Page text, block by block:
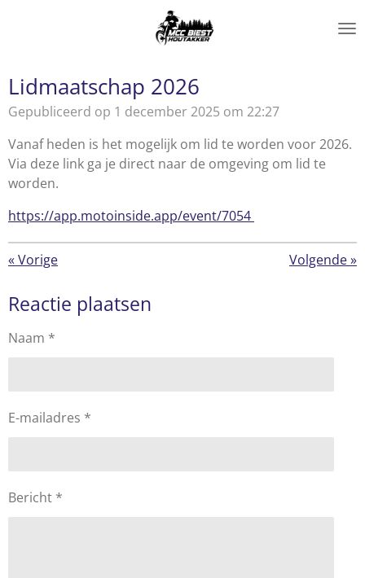
hoofdinhoud
Lidmaatschap 2026
Gepubliceerd op 1 december 2025 om 22:27
Vanaf heden is het mogelijk om lid te worden voor 2026.
Via deze link ga je direct naar de omgeving om lid te
worden.
https://app.motoinside.app/event/7054
«Vorige Volgende»
Reactie plaatsen
Naam *
E-mailadres *
Bericht *